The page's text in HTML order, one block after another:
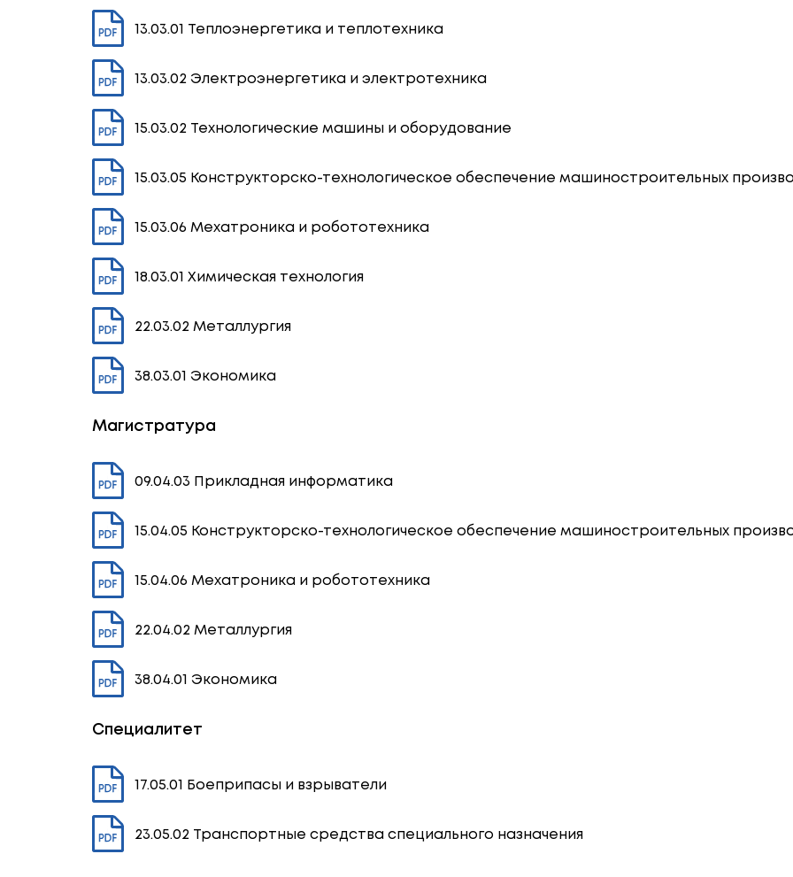
13.03.01 Теплоэнергетика и теплотехника
13.03.02 Электроэнергетика и электротехника
15.03.02 Технологические машины и оборудование
15.03.05 Конструкторско-технологическое обеспечение машиностроительных
15.03.06 Мехатроника и робототехника
18.03.01 Химическая технология
22.03.02 Металлургия
38.03.01 Экономика
Магистратура
09.04.03 Прикладная информатика
15.04.05 Конструкторско-технологическое обеспечение машиностроительных
15.04.06 Мехатроника и робототехника
22.04.02 Металлургия
38.04.01 Экономика
Специалитет
17.05.01 Боеприпасы и взрыватели
23.05.02 Транспортные средства специального назначения